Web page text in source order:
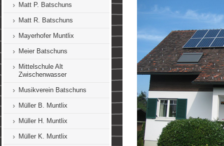
Matt P. Batschuns
Matt R. Batschuns
Mayerhofer Muntlix
Meier Batschuns
Mittelschule Alt
Zwischenwasser
Musikverein Batschuns
Müller B. Muntlix
Müller H. Muntlix
Müller K. Muntlix